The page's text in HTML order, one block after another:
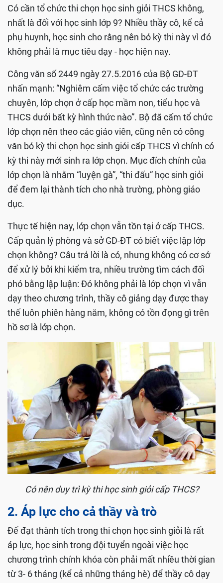
Có cần tổ chức thi chọn học sinh giỏi THCS không,
nhất là đối với học sinh lớp 9? Nhiều thầy cô, kể cả
phụ huynh, học sinh cho rằng nên bỏ kỳ thi này vì đó
không phải là mục tiêu dạy - học hiện nay.
Công văn số 2449 ngày 27.5.2016 của Bộ GD-ĐT
nhấn mạnh: “Nghiêm cấm việc tổ chức các trường
chuyên, lớp chọn ở cấp học mầm non, tiểu học và
THCS dưới bất kỳ hình thức nào”. Bộ đã cấm tổ chức
lớp chọn nên theo các giáo viên, cũng nên có công
văn bỏ kỳ thi chọn học sinh giỏi cấp THCS vì chính có
kỳ thi này mới sinh ra lớp chọn. Mục đích chính của
lớp chọn là nhằm “luyện gà”, “thi đấu” học sinh giỏi
để đem lại thành tích cho nhà trường, phòng giáo
dục.
Thực tế hiện nay, lớp chọn vẫn tồn tại ở cấp THCS.
Cấp quản lý phòng và sở GD-ĐT có biết việc lập lớp
chọn không? Câu trả lời là có, nhưng không có cơ sở
để xử lý bởi khi kiểm tra, nhiều trường tìm cách đối
phó bằng lập luận: Đó không phải là lớp chọn vì vẫn
dạy theo chương trình, thầy cô giảng dạy được thay
thế luôn phiên hàng năm, không có tồn đọng gì trên
hồ sơ là lớp chọn.
Có nên duy trì kỳ thi học sinh giỏi cấp THCS?
2. Áp lực cho cả thầy và trò
Để đạt thành tích trong thi chọn học sinh giỏi là rất
áp lực, học sinh trong đội tuyển ngoài việc học
chương trình chính khóa còn phải mất nhiều thời gian
từ 3- 6 tháng (kể cả những tháng hè) để thầy cô dạy